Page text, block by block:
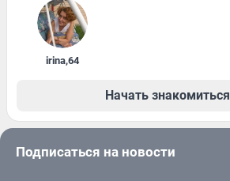
irina,64
Начать знакомиться
Подписаться на новости